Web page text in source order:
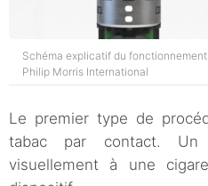
Schéma explicatif du
Philip Morris International
Le premier type de
tabac par contact. Un
visuellement à une